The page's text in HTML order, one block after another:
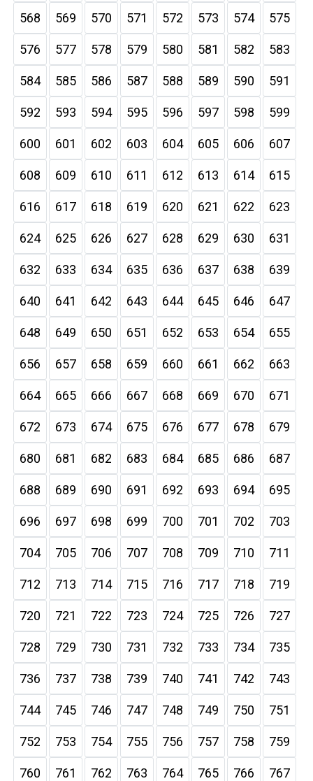
568 569 570 571 572 573 574 575
576 577 578 579 580 581 582 583
584 585 586 587 588 589 590 591
592 593 594 595 596 597 598 599
600 601 602 603 604 605 606 607
608 609 610 611 612 613 614 615
616 617 618 619 620 621 622 623
624 625 626 627 628 629 630 631
632 633 634 635 636 637 638 639
640 641 642 643 644 645 646 647
648 649 650 651 652 653 654 655
656 657 658 659 660 661 662 663
664 665 666 667 668 669 670 671
672 673 674 675 676 677 678 679
680 681 682 683 684 685 686 687
688 689 690 691 692 693 694 695
696 697 698 699 700 701 702 703
704 705 706 707 708 709 710 711
712 713 714 715 716 717 718 719
720 721 722 723 724 725 726 727
728 729 730 731 732 733 734 735
736 737 738 739 740 741 742 743
744 745 746 747 748 749 750 751
752 753 754 755 756 757 758 759
760 761 762 763 764 765 766 767